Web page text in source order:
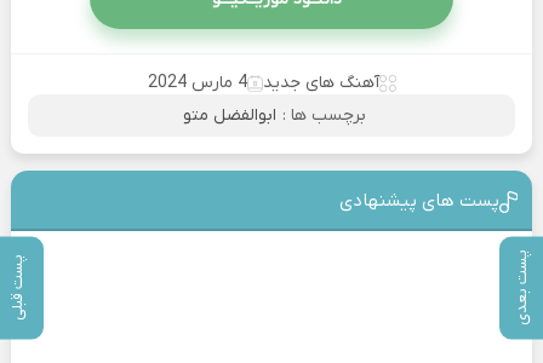
پست بعدی پست قبلی
آهنگ های جدید
4 مارس 2024
برچسب ها : ابوالفضل متو
پست های پیشنهادی